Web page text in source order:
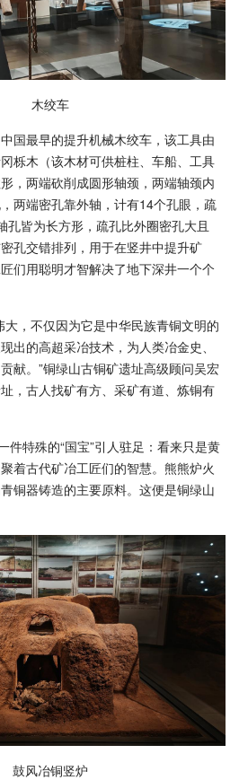
木绞车
国最早的提升机械木绞车，该工具由
栎木（该木材可供桩柱、车船、工具
，两端砍削成圆形轴颈，两端轴颈内
两端密孔靠外轴，计有14个孔眼，疏
孔皆为长方形，疏孔比外圈密孔大且
孔交错排列，用于在竖井中提升矿
们用聪明才智解决了地下深井一个个
大，不仅因为它是中华民族青铜文明的
出的高超采冶技术，为人类冶金史、
献。”铜绿山古铜矿遗址高级顾问吴宏
，古人找矿有方、采矿有道、炼铜有
件特殊的“国宝”引人驻足：看来只是黄
着古代矿冶工匠们的智慧。熊熊炉火
铜器铸造的主要原料。这便是铜绿山
鼓风冶铜竖炉